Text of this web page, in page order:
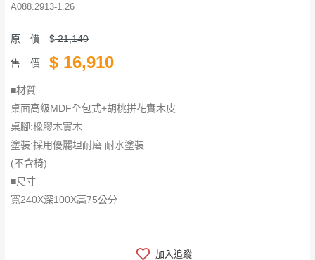
A088.2913-1.26
原 價 $21,140
售 價 $ 16,910
■材質
桌面高級MDF全包式+胡桃拼花實木皮
桌腳:橡膠木實木
塗裝:採用優麗坦耐磨.耐水塗裝
(不含椅)
■尺寸
寬240X深100X高75公分
加入追蹤